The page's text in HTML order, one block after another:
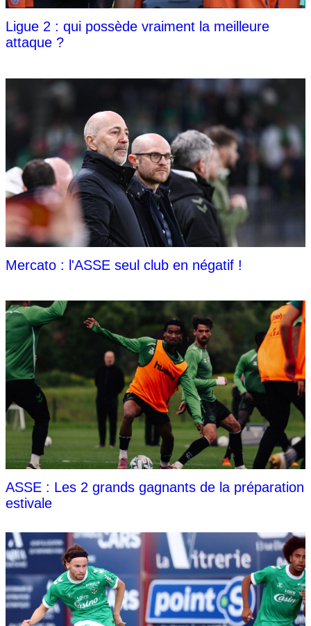
Ligue 2 : qui possède vraiment la meilleure
attaque ?
Mercato : l'ASSE seul club en négatif !
ASSE : Les 2 grands gagnants de la préparation
estivale